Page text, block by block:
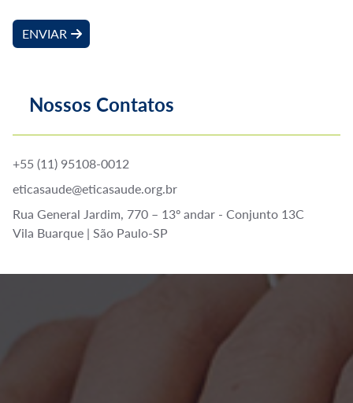
ENVIAR
Nossos Contatos
+55 (11) 95108-0012
eticasaude@eticasaude.org.br
Rua General Jardim, 770 – 13º andar - Conjunto 13C
Vila Buarque | São Paulo-SP